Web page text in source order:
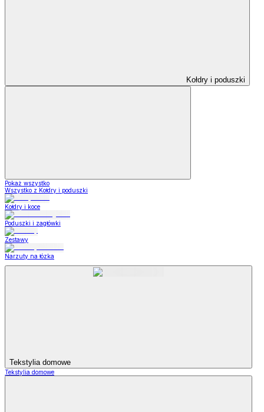
Kołdry i poduszki
Pokaż wszystko
Wszystko z Kołdry i poduszki
Kołdry i koce
Poduszki i zagłówki
Zestawy
Narzuty na łózka
Tekstylia domowe
Tekstylia domowe